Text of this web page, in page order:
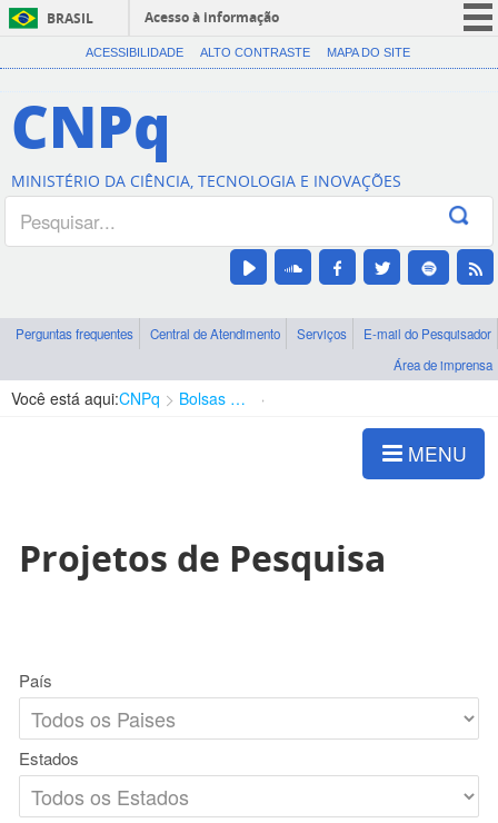
BRASIL
Acesso à informação
CORONAVÍRUS (COVID-19)
Canais
ACESSIBILIDADE ALTO CONTRASTE MAPA DO SITE
CNPq
MINISTÉRIO DA CIÊNCIA, TECNOLOGIA E INOVAÇÕES
Perguntas frequentes Central de Atendimento Serviços
E-mail do Pesquisador
Área de imprensa
Você está aqui:CNPq Bolsas e Auxílios Vigentes
MENU
Projetos de Pesquisa
País
Estados